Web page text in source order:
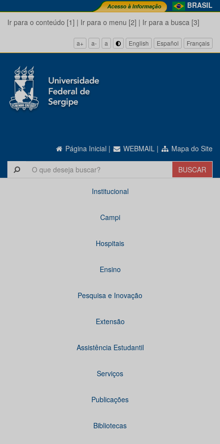
BRASIL
Ir para o conteúdo [1] | Ir para o menu [2] | Ir para a busca [3]
a+ a- a English Español Français
Página Inicial | WEBMAIL | Mapa do Site
Institucional
Campi
Hospitais
Ensino
Pesquisa e Inovação
Extensão
Assistência Estudantil
Serviços
Publicações
Bibliotecas